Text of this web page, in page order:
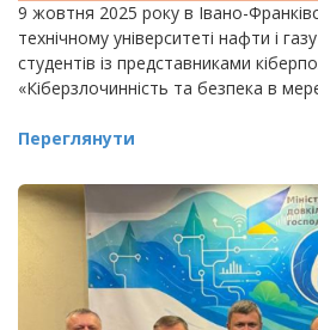
9 жовтня 2025 року в Івано-
технічному університеті нафти і газу
студентів із представниками
«Кіберзлочинність та безпека в
Переглянути